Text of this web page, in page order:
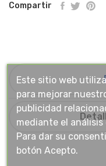
Compartir
Este sitio web
para mejorar
publicidad
mediante el
Para dar su
botón Acepto.